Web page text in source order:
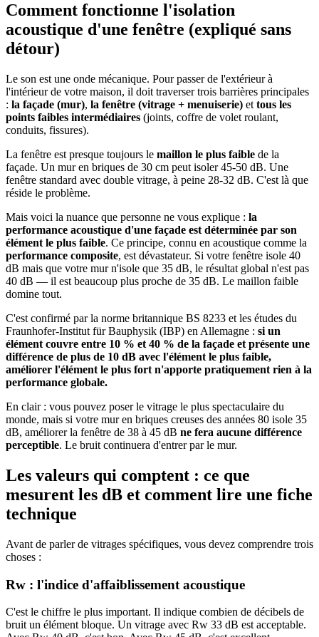
Comment fonctionne l'isolation
acoustique d'une fenêtre (expliqué sans
détour)
Le son est une onde mécanique. Pour passer de l'extérieur à
l'intérieur de votre maison, il doit traverser trois barrières principales
: la façade (mur), la fenêtre (vitrage + menuiserie) et tous les
points faibles intermédiaires (joints, coffre de volet roulant,
conduits, fissures).
La fenêtre est presque toujours le maillon le plus faible de la
façade. Un mur en briques de 30 cm peut isoler 45-50 dB. Une
fenêtre standard avec double vitrage, à peine 28-32 dB. C'est là que
réside le problème.
Mais voici la nuance que personne ne vous explique : la
performance acoustique d'une façade est déterminée par son
élément le plus faible. Ce principe, connu en acoustique comme la
performance composite, est dévastateur. Si votre fenêtre isole 40
dB mais que votre mur n'isole que 35 dB, le résultat global n'est pas
40 dB — il est beaucoup plus proche de 35 dB. Le maillon faible
domine tout.
C'est confirmé par la norme britannique BS 8233 et les études du
Fraunhofer-Institut für Bauphysik (IBP) en Allemagne : si un
élément couvre entre 10 % et 40 % de la façade et présente une
différence de plus de 10 dB avec l'élément le plus faible,
améliorer l'élément le plus fort n'apporte pratiquement rien à la
performance globale.
En clair : vous pouvez poser le vitrage le plus spectaculaire du
monde, mais si votre mur en briques creuses des années 80 isole 35
dB, améliorer la fenêtre de 38 à 45 dB ne fera aucune différence
perceptible. Le bruit continuera d'entrer par le mur.
Les valeurs qui comptent : ce que
mesurent les dB et comment lire une fiche
technique
Avant de parler de vitrages spécifiques, vous devez comprendre trois
choses :
Rw : l'indice d'affaiblissement acoustique
C'est le chiffre le plus important. Il indique combien de décibels de
bruit un élément bloque. Un vitrage avec Rw 33 dB est acceptable.